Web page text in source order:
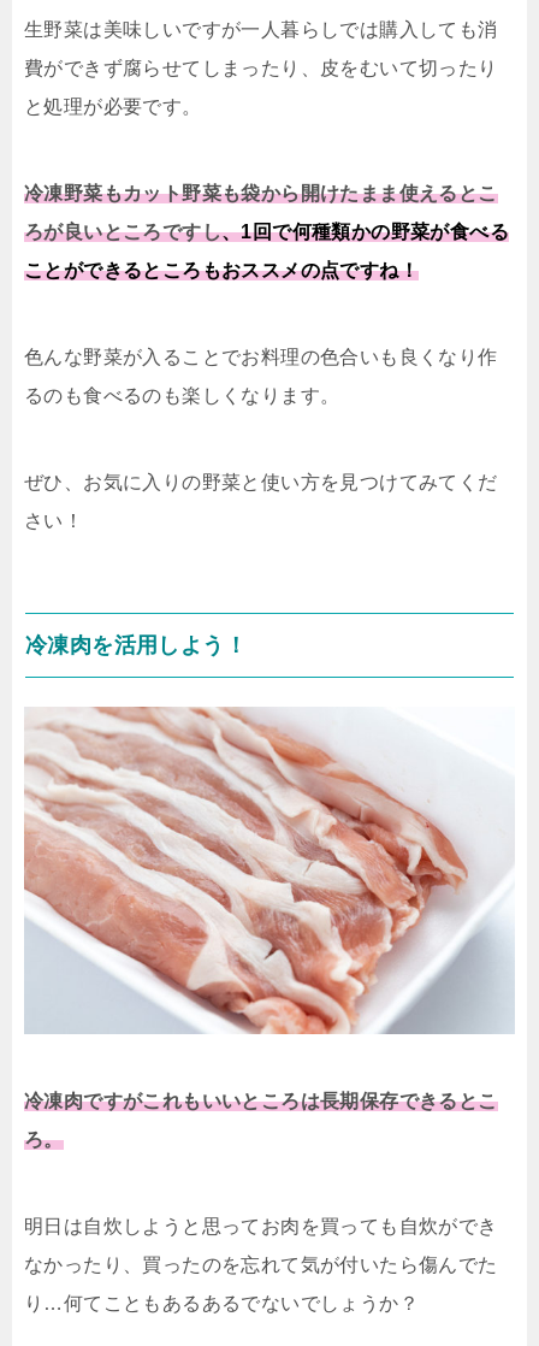
生野菜は美味しいですが一人暮らしでは購入しても消
費ができず腐らせてしまったり、皮をむいて切ったり
と処理が必要です。
冷凍野菜もカット野菜も袋から開けたまま使えるとこ
ろが良いところですし、1回で何種類かの野菜が食べる
ことができるところもおススメの点ですね！
色んな野菜が入ることでお料理の色合いも良くなり作
るのも食べるのも楽しくなります。
ぜひ、お気に入りの野菜と使い方を見つけてみてくだ
さい！
冷凍肉を活用しよう！
冷凍肉ですがこれもいいところは長期保存できるとこ
ろ。
明日は自炊しようと思ってお肉を買っても自炊ができ
なかったり、買ったのを忘れて気が付いたら傷んでた
り…何てこともあるあるでないでしょうか？